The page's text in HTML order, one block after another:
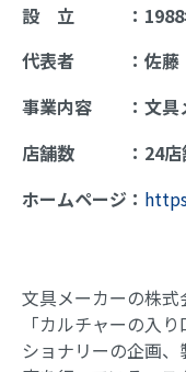
設 立 ：1988
代表者 ：佐藤
事業内容 ：文具
店舗数 ：24店舗
ホームページ：
文具メーカーの株
「カルチャーの入
ショナリーの企画